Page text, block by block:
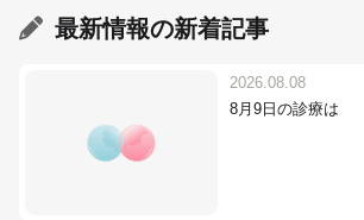
最新情報の新着記事
2026.08.08
8月9日の診療は